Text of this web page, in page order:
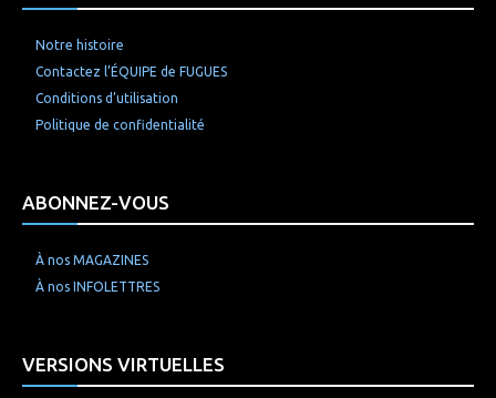
Notre histoire
Contactez l’ÉQUIPE de FUGUES
Conditions d’utilisation
Politique de confidentialité
ABONNEZ-VOUS
À nos MAGAZINES
À nos INFOLETTRES
VERSIONS VIRTUELLES